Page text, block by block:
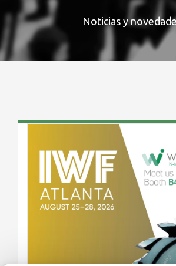
Noticias y